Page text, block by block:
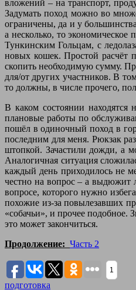
вложений – на транспорт,
Задумать поход можно во
ограничены, да и у
а несколько, то
Тункинским Гольцам, с
новых кошек. Простой расчёт
скопить необходимую сумму.
для/от других участников. В
то должны, в числе прочего,
В каком состоянии находятся
плановые работы по
пошёл в одиночный поход в
последним для меня. Рюкзак
штопкой. Зачастили дожди, а
Аналогичная ситуация
каждый день приходилось не
честно на вопрос – а выдюжит
вопросе, которого нужно
похожие из-за повылезавших
«собачьи», и прочее подобное.
это может закончиться.
Продолжение: Часть 2
1
подготовка